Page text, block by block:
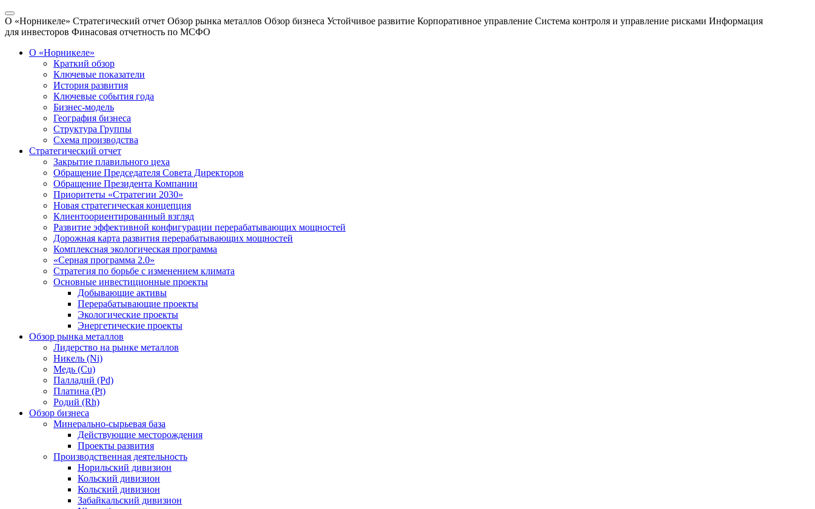
О «Норникеле» Стратегический отчет Обзор рынка металлов Обзор бизнеса Устойчивое развитие Корпоративное управление Система контроля и управление рисками Информация
для инвесторов Финасовая отчетность по МСФО
О «Норникеле»
Краткий обзор
Ключевые показатели
История развития
Ключевые события года
Бизнес-модель
География бизнеса
Структура Группы
Схема производства
Стратегический отчет
Закрытие плавильного цеха
Обращение Председателя Совета Директоров
Обращение Президента Компании
Приоритеты «Стратегии 2030»
Новая стратегическая концепция
Клиентоориентированный взгляд
Развитие эффективной конфигурации перерабатывающих мощностей
Дорожная карта развития перерабатывающих мощностей
Комплексная экологическая программа
«Серная программа 2.0»
Стратегия по борьбе с изменением климата
Основные инвестиционные проекты
Добывающие активы
Перерабатывающие проекты
Экологические проекты
Энергетические проекты
Обзор рынка металлов
Лидерство на рынке металлов
Никель (Ni)
Медь (Cu)
Палладий (Pd)
Платина (Pt)
Родий (Rh)
Обзор бизнеса
Минерально-сырьевая база
Действующие месторождения
Проекты развития
Производственная деятельность
Норильский дивизион
Кольский дивизион
Кольский дивизион
Забайкальский дивизион